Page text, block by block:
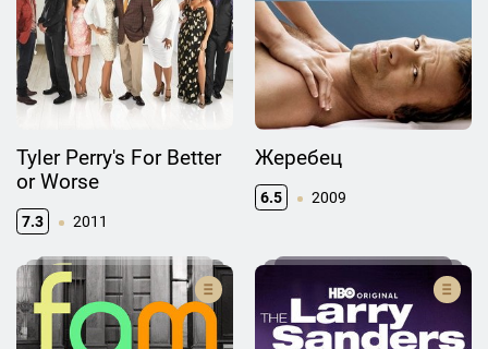
Tyler Perry's For Better
or Worse
7.3 2011
Жеребец
6.5 2009